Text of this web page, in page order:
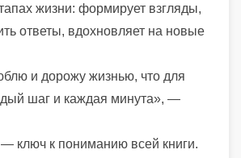
жизни: формирует взгляды,
ответы, вдохновляет на новые
и дорожу жизнью, что для
шаг и каждая минута», —
— ключ к пониманию всей книги.